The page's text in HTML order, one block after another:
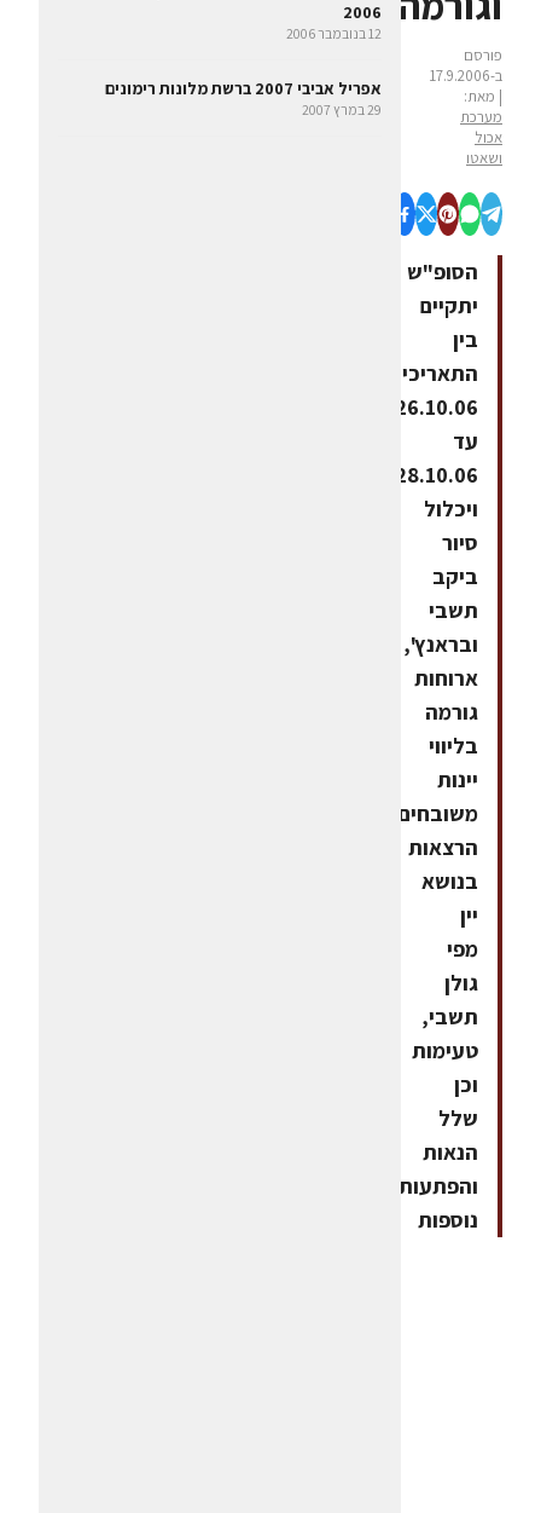
פורסם
ב-17.9.2006
| מאת:
מערכת
אכול
ושאטו
הסופ"ש
יתקיים
בין
התאריכים
26.10.06
עד
ויכלול
סיור
ביקב
תשבי
ובראנץ',
ארוחות
גורמה
בליווי
יינות
משובחים,
הרצאות
בנושא
יין
מפי
גולן
תשבי,
טעימות
וכן
שלל
הנאות
והפתעות
נוספות
2006
12 בנובמבר 2006
אפריל אביבי 2007 ברשת מלונות רימונים
29 במרץ 2007